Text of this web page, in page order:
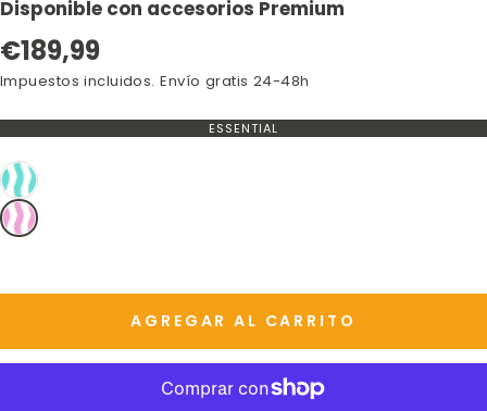
Disponible con accesorios Premium
Precio
regular
€189,99
Impuestos incluidos. Envío gratis 24-48h
ESSENTIAL
VARIANTE
AGREGAR AL CARRITO